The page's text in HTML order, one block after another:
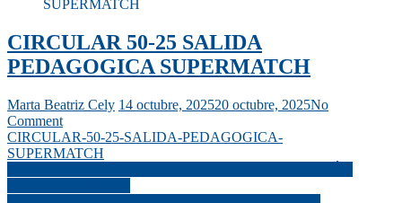
SUPERMATCH
CIRCULAR 50-25 SALIDA
PEDAGOGICA SUPERMATCH
Marta Beatriz Cely 14 octubre, 202520 octubre, 2025No
Comment
CIRCULAR-50-25-SALIDA-PEDAGOGICA-
SUPERMATCH